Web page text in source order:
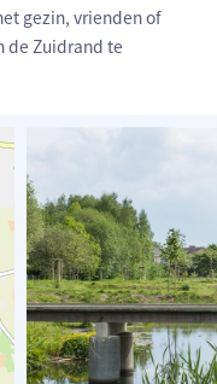
gezin, vrienden of
de Zuidrand te